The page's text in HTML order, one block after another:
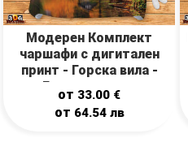
Модерен Комплект
чаршафи с дигитален
принт - Горска вила -
Forest cottage
от 33.00 €
от 64.54 лв